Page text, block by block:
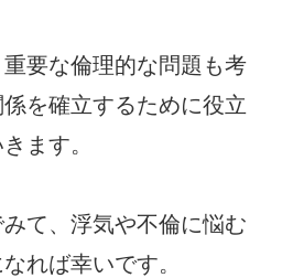
要な倫理的な問題も考
を確立するために役立
ます。
て、浮気や不倫に悩む
れば幸いです。